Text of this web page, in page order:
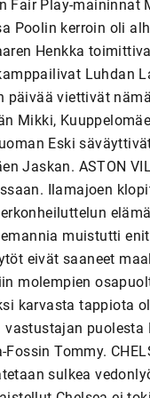
Play-maininnat
Poolin kerroin oli
Henkka
Luhdan
päivää viettivät
Mikki,
Eski
Jaskan. ASTON
Ilamajoen
muistutti
eivät saaneet
molempien
karvasta tappiota
puolesta
Tommy.
sulkea